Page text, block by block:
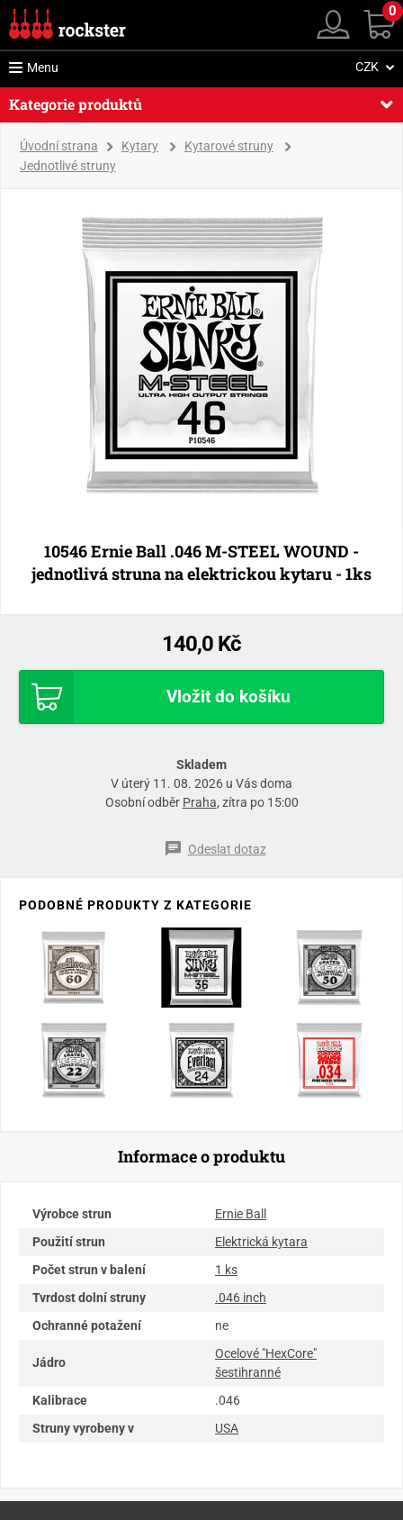
0
Menu CZK
Kategorie produktů
Úvodní strana Kytary
Kytarové struny
Jednotlivé struny
10546 Ernie Ball .046 M-STEEL WOUND -
jednotlivá struna na elektrickou kytaru - 1ks
140,0 Kč
Vložit do košíku
Skladem
V úterý 11. 08. 2026 u Vás doma
Osobní odběr Praha, zítra po 15:00
Odeslat dotaz
PODOBNÉ PRODUKTY Z KATEGORIE
Informace o produktu
Výrobce strun
Ernie Ball
Použití strun
Elektrická kytara
Počet strun v balení
1 ks
Tvrdost dolní struny
.046 inch
Ochranné potažení
ne
Jádro
Ocelové "HexCore"
šestihranné
Kalibrace
.046
Struny vyrobeny v
USA